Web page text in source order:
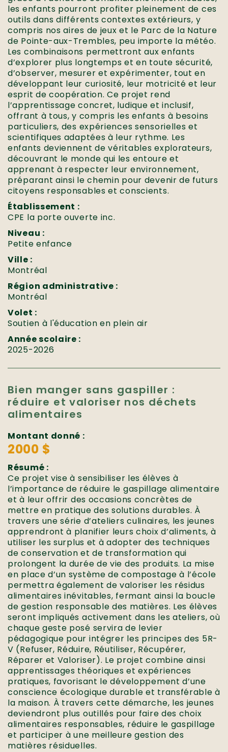
les enfants pourront profiter pleinement de ces
outils dans différents contextes extérieurs, y
compris nos aires de jeux et le Parc de la Nature
de Pointe-aux-Trembles, peu importe la météo.
Les combinaisons permettront aux enfants
d’explorer plus longtemps et en toute sécurité,
d’observer, mesurer et expérimenter, tout en
développant leur curiosité, leur motricité et leur
esprit de coopération. Ce projet rend
l’apprentissage concret, ludique et inclusif,
offrant à tous, y compris les enfants à besoins
particuliers, des expériences sensorielles et
scientifiques adaptées à leur rythme. Les
enfants deviennent de véritables explorateurs,
découvrant le monde qui les entoure et
apprenant à respecter leur environnement,
préparant ainsi le chemin pour devenir de futurs
citoyens responsables et conscients.
Établissement :
CPE la porte ouverte inc.
Niveau :
Petite enfance
Ville :
Montréal
Région administrative :
Montréal
Volet :
Soutien à l'éducation en plein air
Année scolaire :
2025-2026
Bien manger sans gaspiller :
réduire et valoriser nos déchets
alimentaires
Montant donné :
2000 $
Résumé :
Ce projet vise à sensibiliser les élèves à
l’importance de réduire le gaspillage alimentaire
et à leur offrir des occasions concrètes de
mettre en pratique des solutions durables. À
travers une série d’ateliers culinaires, les jeunes
apprendront à planifier leurs choix d’aliments, à
utiliser les surplus et à adopter des techniques
de conservation et de transformation qui
prolongent la durée de vie des produits. La mise
en place d’un système de compostage à l’école
permettra également de valoriser les résidus
alimentaires inévitables, fermant ainsi la boucle
de gestion responsable des matières. Les élèves
seront impliqués activement dans les ateliers, où
chaque geste posé servira de levier
pédagogique pour intégrer les principes des 5R-
V (Refuser, Réduire, Réutiliser, Récupérer,
Réparer et Valoriser). Le projet combine ainsi
apprentissages théoriques et expériences
pratiques, favorisant le développement d’une
conscience écologique durable et transférable à
la maison. À travers cette démarche, les jeunes
deviendront plus outillés pour faire des choix
alimentaires responsables, réduire le gaspillage
et participer à une meilleure gestion des
matières résiduelles.